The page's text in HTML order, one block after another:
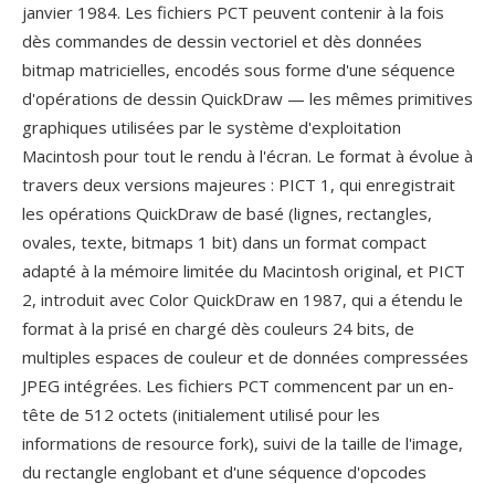
janvier 1984. Les fichiers PCT peuvent contenir à la fois
dès commandes de dessin vectoriel et dès données
bitmap matricielles, encodés sous forme d'une séquence
d'opérations de dessin QuickDraw — les mêmes primitives
graphiques utilisées par le système d'exploitation
Macintosh pour tout le rendu à l'écran. Le format à évolue à
travers deux versions majeures : PICT 1, qui enregistrait
les opérations QuickDraw de basé (lignes, rectangles,
ovales, texte, bitmaps 1 bit) dans un format compact
adapté à la mémoire limitée du Macintosh original, et PICT
2, introduit avec Color QuickDraw en 1987, qui a étendu le
format à la prisé en chargé dès couleurs 24 bits, de
multiples espaces de couleur et de données compressées
JPEG intégrées. Les fichiers PCT commencent par un en-
tête de 512 octets (initialement utilisé pour les
informations de resource fork), suivi de la taille de l'image,
du rectangle englobant et d'une séquence d'opcodes